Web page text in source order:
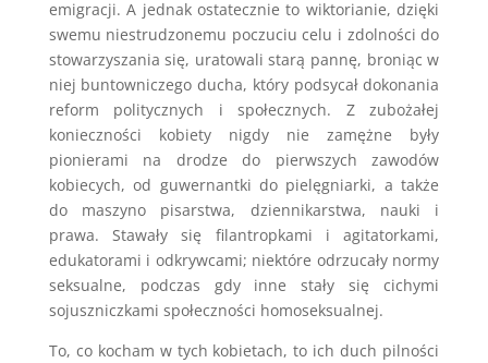
emigracji. A jednak ostatecznie to wiktorianie, dzięki
swemu niestrudzonemu poczuciu celu i zdolności do
stowarzyszania się, uratowali starą pannę, broniąc w
niej buntowniczego ducha, który podsycał dokonania
reform politycznych i społecznych. Z zubożałej
konieczności kobiety nigdy nie zamężne były
pionierami na drodze do pierwszych zawodów
kobiecych, od guwernantki do pielęgniarki, a także
do maszyno pisarstwa, dziennikarstwa, nauki i
prawa. Stawały się filantropkami i agitatorkami,
edukatorami i odkrywcami; niektóre odrzucały normy
seksualne, podczas gdy inne stały się cichymi
sojuszniczkami społeczności homoseksualnej.
To, co kocham w tych kobietach, to ich duch pilności